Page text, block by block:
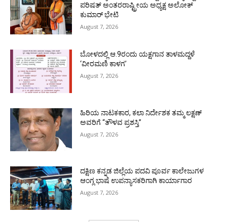
ಪರಿಷತ್ ಅಂತರರಾಷ್ಟ್ರೀಯ ಅಧ್ಯಕ್ಷ ಅಲೋಕ್
ಕುಮಾರ್ ಭೇಟಿ
August 7, 2026
ಬೋಳದಲ್ಲಿ ಆ.9ರಂದು ಯಕ್ಷಗಾನ ತಾಳಮದ್ದಳೆ
‘ವೀರಮಣಿ ಕಾಳಗ’
August 7, 2026
ಹಿರಿಯ ನಾಟಕಕಾರ, ಕಲಾ ನಿರ್ದೇಶಕ ತಮ್ಮ ಲಕ್ಷಣ್
ಅವರಿಗೆ “ತೌಳವ ಪ್ರಶಸ್ತಿ”
August 7, 2026
ದಕ್ಷಿಣ ಕನ್ನಡ ಜಿಲ್ಲೆಯ ಪದವಿ ಪೂರ್ವ ಕಾಲೇಜುಗಳ
ಆಂಗ್ಲ ಭಾಷೆ ಉಪನ್ಯಾಸಕರಿಗಾಗಿ ಕಾರ್ಯಾಗಾರ
August 7, 2026